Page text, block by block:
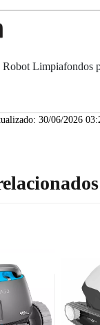
Limpiafondos
30/06/2026